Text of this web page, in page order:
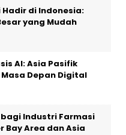
Hadir di Indonesia:
yang Mudah
AI: Asia Pasifik
Masa Depan Digital
bagi Industri Farmasi
Bay Area dan Asia